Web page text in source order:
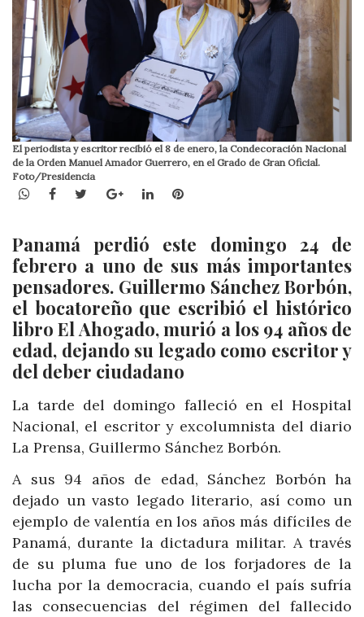
El periodista y escritor recibió el 8 de enero, la Condecoración Nacional
de la Orden Manuel Amador Guerrero, en el Grado de Gran Oficial.
Foto/Presidencia
WhatsApp
Facebook
TwitterGoogle+LinkedInPinterest
Panamá perdió este domingo 24 de
febrero a uno de sus más importantes
pensadores. Guillermo Sánchez Borbón,
el bocatoreño que escribió el histórico
libro El Ahogado, murió a los 94 años de
edad, dejando su legado como escritor y
del deber ciudadano
La tarde del domingo falleció en el Hospital
Nacional, el escritor y excolumnista del diario
La Prensa, Guillermo Sánchez Borbón.
A sus 94 años de edad, Sánchez Borbón ha
dejado un vasto legado literario, así como un
ejemplo de valentía en los años más difíciles de
Panamá, durante la dictadura militar. A través
de su pluma fue uno de los forjadores de la
lucha por la democracia, cuando el país sufría
las consecuencias del régimen del fallecido